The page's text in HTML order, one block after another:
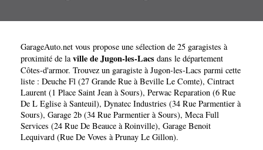
GarageAuto.net vous propose une sélection de 25 garagistes à
proximité de laville de Jugon-les-Lacs dans le département
Côtes-d'armor. Trouvez un garagiste à Jugon-les-Lacs parmi cette
liste : Deuche Fl (27 Grande Rue à Beville Le Comte), Cintract
Laurent (1 Place Saint Jean à Sours), Perwac Reparation (6 Rue
De L Eglise à Santeuil), Dynatec Industries (34 Rue Parmentier à
Sours), Garage 2b (34 Rue Parmentier à Sours), Meca Full
Services (24 Rue De Beauce à Roinville), Garage Benoit
Lequivard (Rue De Voves à Prunay Le Gillon).